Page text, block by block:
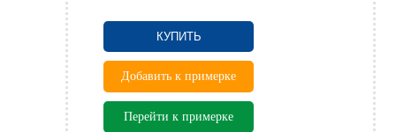
КУПИТЬ
Добавить к примерке
Перейти к примерке